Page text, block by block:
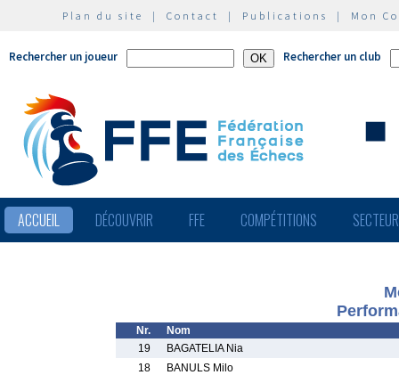
Plan du site | Contact | Publications | Mon
Rechercher un joueur Rechercher un club
ACCUEIL DÉCOUVRIR FFE COMPÉTITIONS
Nr.
Nom
19
BAGATELIA Nia
18
BANULS Milo